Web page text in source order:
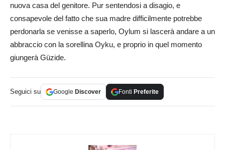
nuova casa del genitore. Pur sentendosi a disagio, e
consapevole del fatto che sua madre difficilmente potrebbe
perdonarla se venisse a saperlo, Oylum si lascerà andare a un
abbraccio con la sorellina Oyku, e proprio in quel momento
giungerà Güzide.
Seguici su Google Discover Fonti Preferite